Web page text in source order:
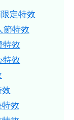
定特效
節特效
特效
特效
效